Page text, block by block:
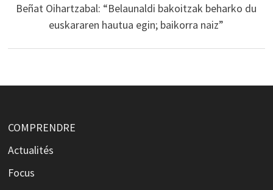
Beñat Oihartzabal: “Belaunaldi bakoitzak beharko du
euskararen hautua egin; baikorra naiz”
COMPRENDRE
Actualités
Focus